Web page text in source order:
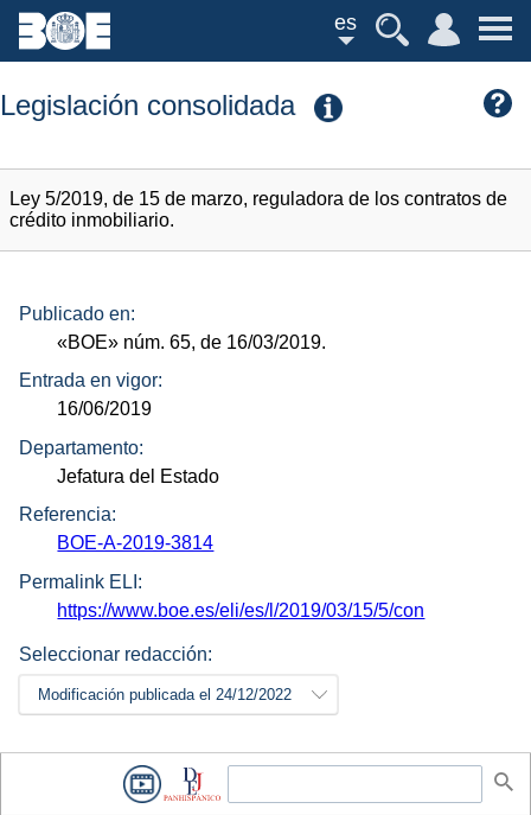
es
Legislación consolidada
Ley 5/2019, de 15 de marzo, reguladora de los contratos de
crédito inmobiliario.
Publicado en:
«BOE» núm. 65, de 16/03/2019.
Entrada en vigor:
16/06/2019
Departamento:
Jefatura del Estado
Referencia:
BOE-A-2019-3814
Permalink ELI:
https://www.boe.es/eli/es/l/2019/03/15/5/con
Seleccionar redacción:
Modificación publicada el 24/12/2022